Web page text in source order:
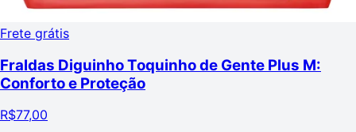
Frete grátis
Fraldas Diguinho Toquinho de Gente Plus M:
Conforto e Proteção
R$77,00